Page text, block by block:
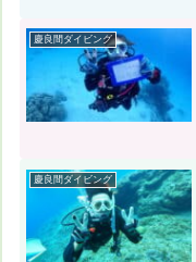
慶良間ダイビング
慶良間ダイビング